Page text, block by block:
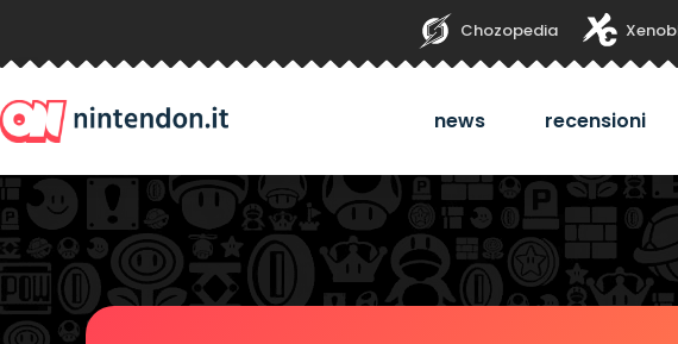
Chozopedia
news recensioni